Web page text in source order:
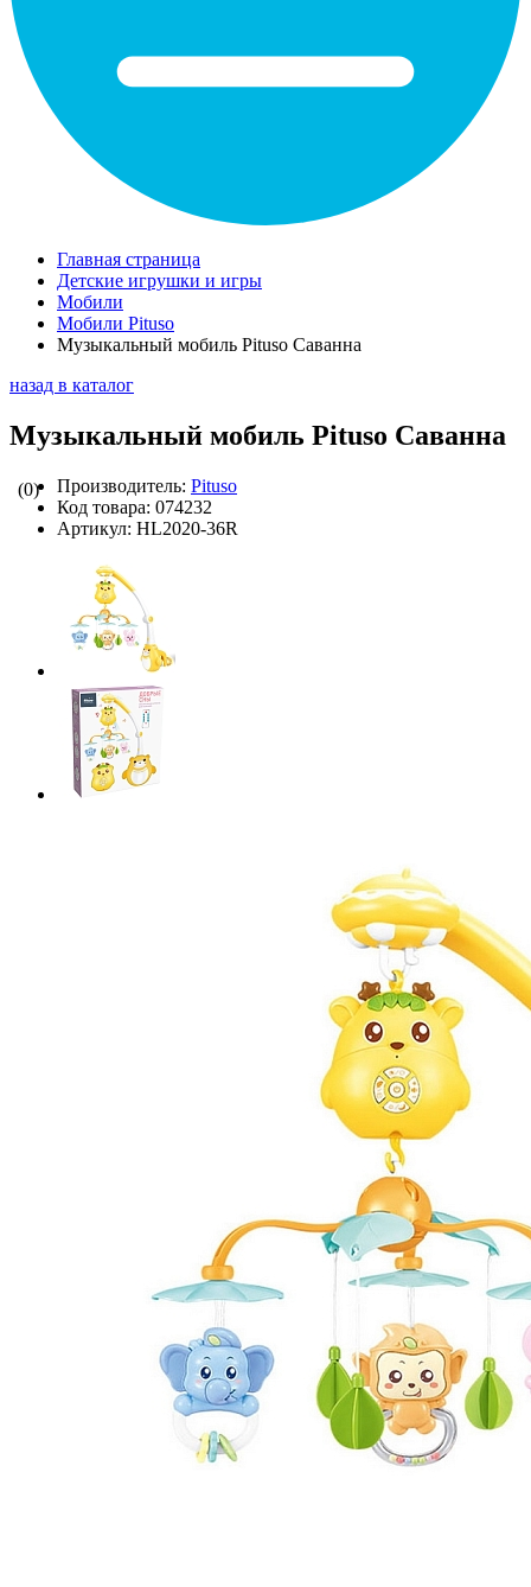
Главная страница
Детские игрушки и игры
Мобили
Мобили Pituso
Музыкальный мобиль Pituso Саванна
назад в каталог
Музыкальный мобиль Pituso Саванна
(0) Производитель: Pituso
Код товара: 074232
Артикул: HL2020-36R